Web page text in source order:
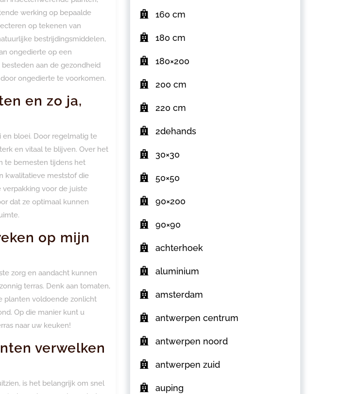
werking op bepaalde
op tekenen van
bestrijdingsmiddelen,
ongedierte op een
aan de gezondheid
ongedierte te voorkomen.
en zo ja,
bloei. Door regelmatig te
en vitaal te blijven. Over het
te bemesten tijdens het
kwalitatieve meststof die
voor de juiste
dat ze optimaal kunnen
op mijn
zorg en aandacht kunnen
terras. Denk aan tomaten,
planten voldoende zonlicht
Op die manier kunt u
naar uw keuken!
verwelken
is het belangrijk om snel
160 cm
180 cm
180×200
200 cm
220 cm
2dehands
30×30
50×50
90×200
90×90
achterhoek
aluminium
amsterdam
antwerpen centrum
antwerpen noord
antwerpen zuid
auping